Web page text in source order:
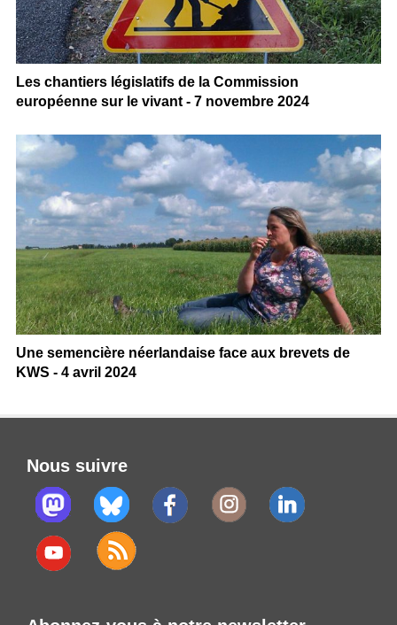
Les chantiers législatifs de la Commission
européenne sur le vivant - 7 novembre 2024
Une semencière néerlandaise face aux brevets de
KWS - 4 avril 2024
Nous suivre